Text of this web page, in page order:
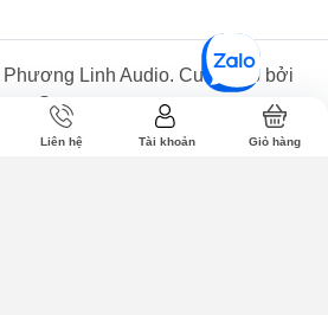
Phương Linh Audio. Cung cấp bởi
Sapo.
Liên hệ Tài khoản Giỏ hàng